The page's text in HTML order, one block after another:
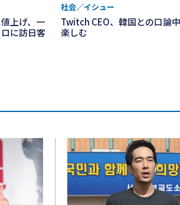
ことに合意した。当時、エヌビディア
もせず、550万ドルを支払うとしてい
テクノロジー企業に投資する代表的な
アの株式を現在よりも10億ドル（約
意味する。
上げ、一
に訪日客
社会／イシュー
Twitch CEO、韓国との口論
楽しむ